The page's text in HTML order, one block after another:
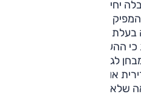
יחידת הנעה חדשה
בעלת שישה הילוכים במקום
ההערות שרשמתי בפנקס תוך
לגרסה הקודמת – יש מספיק
או חזקה. אורך הנשימה טוב